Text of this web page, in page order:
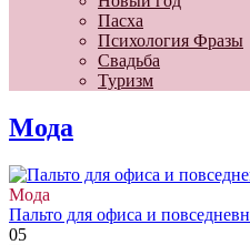
Пасха
Психология Фразы
Свадьба
Туризм
Мода
Мода
Пальто для офиса и
05